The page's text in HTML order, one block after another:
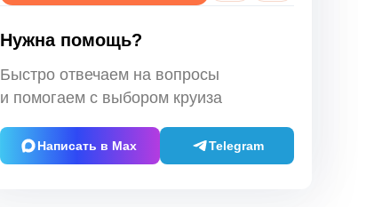
Нужна помощь?
Быстро отвечаем на вопросы
и помогаем с выбором круиза
Написать в Max Telegram